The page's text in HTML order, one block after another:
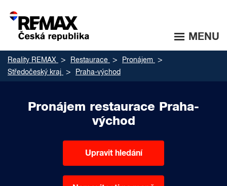
MENU
Reality REMAX Restaurace
Pronájem
Středočeský kraj
Praha-východ
Pronájem restaurace Praha-
východ
Upravit hledání